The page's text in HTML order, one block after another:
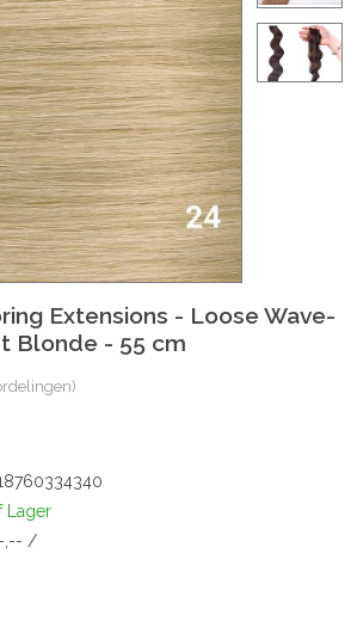
Volume
Extensions - Loose Wave-
Blonde - 55 cm
Lager
,-- /